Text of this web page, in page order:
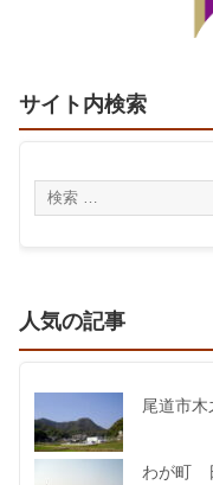
サイト内検索
人気の記事
尾道市
わが町